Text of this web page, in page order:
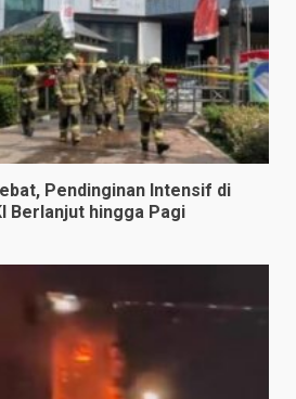
Pendinginan Intensif di
Berlanjut hingga Pagi